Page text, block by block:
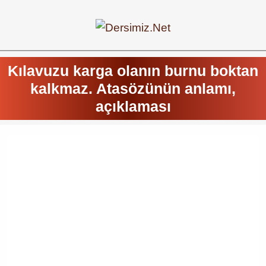
Kılavuzu karga olanın burnu boktan
kalkmaz. Atasözünün anlamı,
açıklaması